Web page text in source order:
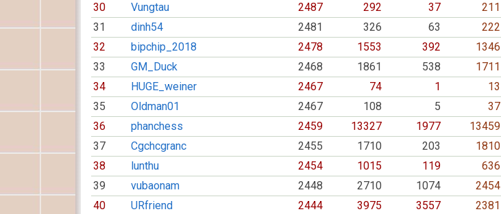
30
Vungtau 2487 292 37
211
31
dinh54 2481 326 63
222
32
bipchip_2018 2478 1553 392
1346
33
GM_Duck 2468 1861 538
1711
34
HUGE_weiner 2467 74 1
13
35
Oldman01 2467 108 5
37
36
phanchess 2459 13327 1977
13459
37
Cgchcgranc 2455 1710 203
1810
38
lunthu 2454 1015 119
636
39
vubaonam 2448 2710 1074
2454
40
URfriend 2444 3975 3557
2381